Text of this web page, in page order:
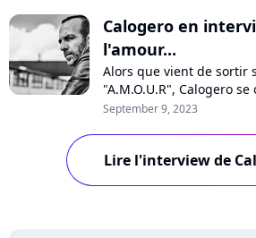
Calogero en
l'amour...
Alors que vient de sortir
"A.M.O.U.R", Calogero
la pression, sa vision de
disques ou encore ses
quelques titres.
September 9, 2023
Lire l'interview de